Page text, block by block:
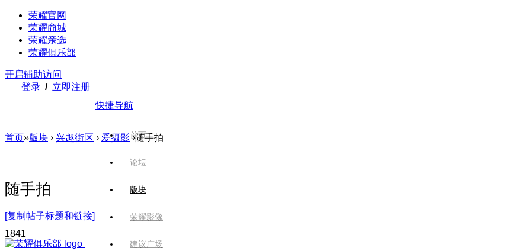
荣耀官网
荣耀商城
荣耀亲选
荣耀俱乐部
开启辅助访问
登录 / 立即注册
快捷导航
首页
论坛
版块
荣耀影像
建议广场
首页»版块 › 兴趣街区 › 爱摄影 ›随手拍
随手拍
[复制帖子标题和链接]
1841